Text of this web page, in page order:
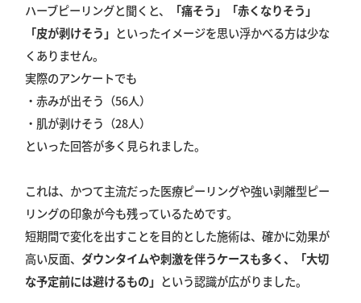
ハーブピーリングと聞くと、
「痛そう」「赤くなりそう」
「皮が剥けそう」 といったイメージを思い浮かべる方は少な
くありません。
実際のアンケートでも
・赤みが出そう（56人）
・肌が剥けそう（28人）
といった回答が多く見られました。
これは、かつて主流だった医療ピーリングや強い剥離型ピー
リングの印象が今も残っているためです。
短期間で変化を出すことを目的とした施術は、確かに効果が
高い反面、ダウンタイムや刺激を伴うケースも多く、「大切
な予定前には避けるもの」 という認識が広がりました。